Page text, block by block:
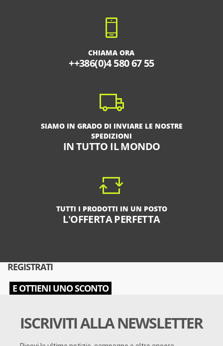
CHIAMA ORA
++386(0)4 580 67 55
SIAMO IN GRADO DI INVIARE LE NOSTRE
SPEDIZIONI
IN TUTTO IL MONDO
TUTTI I PRODOTTI IN UN POSTO
L'OFFERTA PERFETTA
REGISTRATI
E OTTIENI UNO SCONTO
ISCRIVITI ALLA NEWSLETTER